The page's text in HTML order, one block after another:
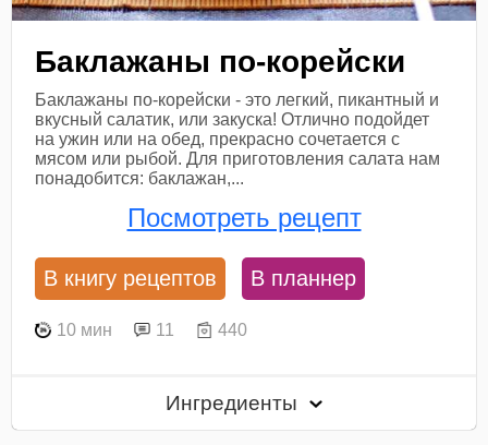
Баклажаны по-корейски
Баклажаны по-корейски - это легкий, пикантный и
вкусный салатик, или закуска! Отлично подойдет
на ужин или на обед, прекрасно сочетается с
мясом или рыбой. Для приготовления салата нам
понадобится: баклажан,...
Посмотреть рецепт
В книгу рецептов В планнер
10 мин 11 440
Ингредиенты